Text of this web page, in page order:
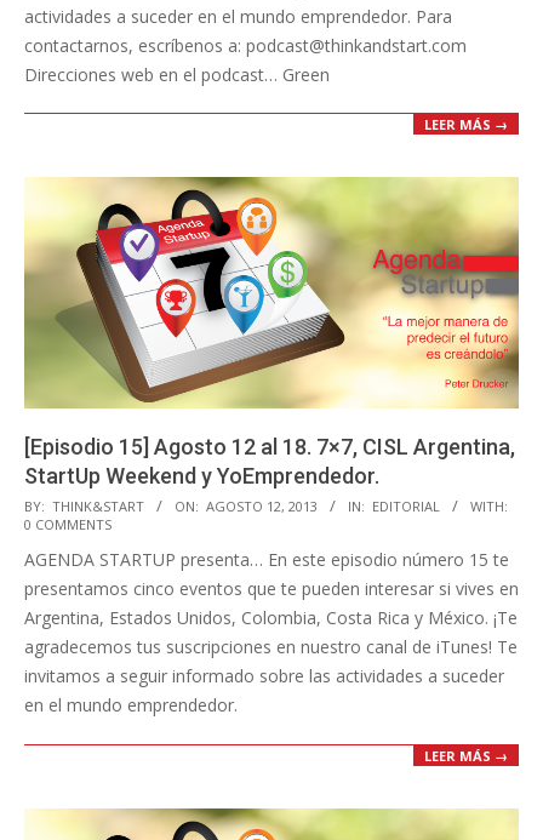
actividades a suceder en el mundo emprendedor. Para
contactarnos, escríbenos a: podcast@thinkandstart.com
Direcciones web en el podcast… Green
LEER MÁS →
[Episodio 15] Agosto 12 al 18. 7×7, CISL Argentina,
StartUp Weekend y YoEmprendedor.
2013-
08-
12
BY: THINK&START ON: AGOSTO 12, 2013 IN: EDITORIAL
WITH:
0 COMMENTS
AGENDA STARTUP presenta… En este episodio número 15 te
presentamos cinco eventos que te pueden interesar si vives en
Argentina, Estados Unidos, Colombia, Costa Rica y México. ¡Te
agradecemos tus suscripciones en nuestro canal de iTunes! Te
invitamos a seguir informado sobre las actividades a suceder
en el mundo emprendedor.
LEER MÁS →